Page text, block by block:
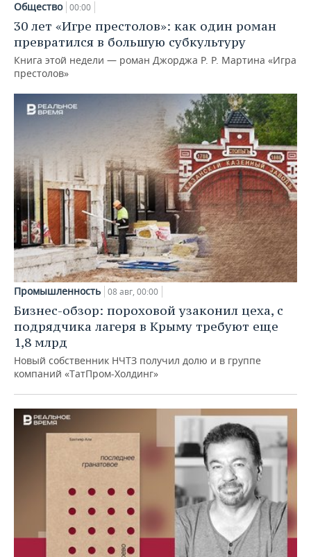
Общество 00:00
30 лет «Игре престолов»: как один роман
превратился в большую субкультуру
Книга этой недели — роман Джорджа Р. Р. Мартина «Игра
престолов»
Промышленность 08 авг, 00:00
Бизнес-обзор: пороховой узаконил цеха, с
подрядчика лагеря в Крыму требуют еще
1,8 млрд
Новый собственник НЧТЗ получил долю и в группе
компаний «ТатПром-Холдинг»